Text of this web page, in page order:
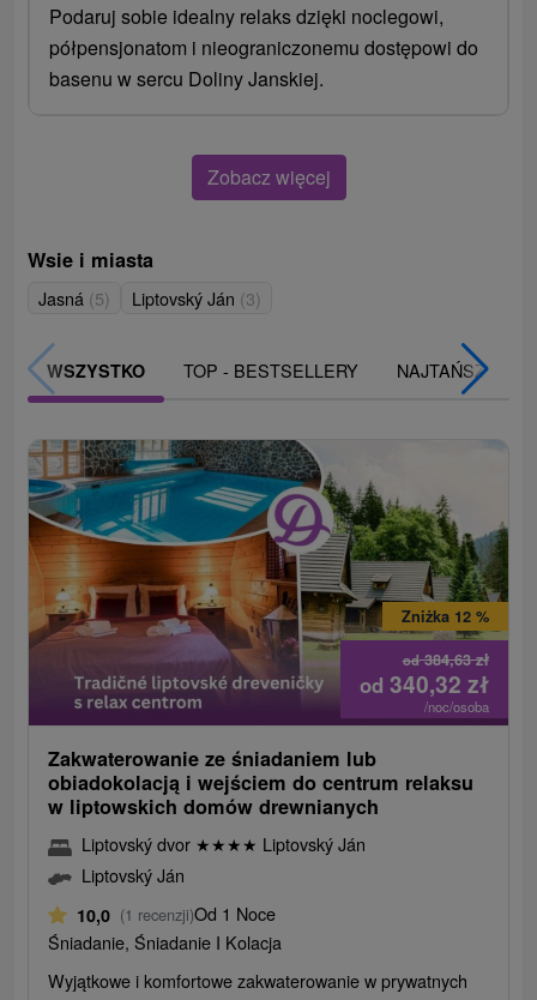
Podaruj sobie idealny relaks dzięki noclegowi,
półpensjonatom i nieograniczonemu dostępowi do
basenu w sercu Doliny Janskiej.
Zobacz więcej
Wsie i miasta
Jasná (5) Liptovský Ján (3)
WSZYSTKO TOP - BESTSELLERY NAJTAŃSZE
od384,63zł
Zniżka 12 %
od 340,32 zł
/noc/osoba
Zakwaterowanie ze śniadaniem lub
obiadokolacją i wejściem do centrum relaksu
w liptowskich domów drewnianych
Liptovský dvor ★★★★ Liptovský Ján
Liptovský Ján
10,0 (1 recenzji)Od 1 Noce
Śniadanie, Śniadanie I Kolacja
Wyjątkowe i komfortowe zakwaterowanie w prywatnych